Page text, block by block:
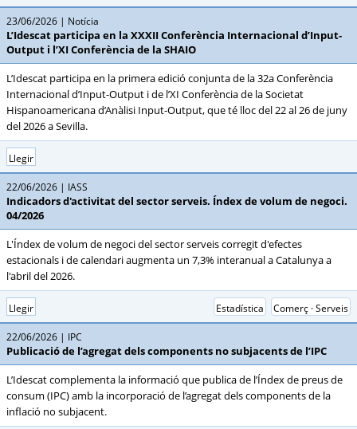
23/06/2026 Notícia
L’Idescat participa en la XXXII Conferència Internacional d’Input-
Output i l’XI Conferència de la SHAIO
L’Idescat participa en la primera edició conjunta de la 32a Conferència
Internacional d’Input-Output i de l’XI Conferència de la Societat
Hispanoamericana d’Anàlisi Input-Output, que té lloc del 22 al 26 de juny
del 2026 a Sevilla.
Llegir
22/06/2026 IASS
Indicadors d'activitat del sector serveis. Índex de volum de negoci.
04/2026
L'Índex de volum de negoci del sector serveis corregit d'efectes
estacionals i de calendari augmenta un 7,3% interanual a Catalunya a
l'abril del 2026.
Llegir Comerç · Serveis
Estadística
22/06/2026 IPC
Publicació de l’agregat dels components no subjacents de l’IPC
L’Idescat complementa la informació que publica de l’Índex de preus de
consum (IPC) amb la incorporació de l’agregat dels components de la
inflació no subjacent.